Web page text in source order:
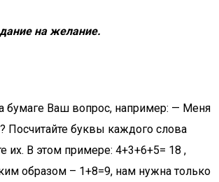
на желание.
бумаге Ваш вопрос, например: — Меня
Посчитайте буквы каждого слова
их. В этом примере: 4+3+6+5= 18 ,
образом – 1+8=9, нам нужна только